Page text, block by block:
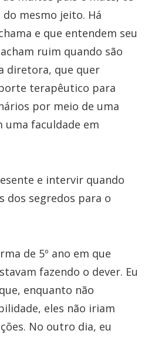
mesmo jeito. Há
e que entendem seu
ruim quando são
diretora, que quer
terapêutico para
por meio de uma
uma faculdade em
e intervir quando
dos segredos para o
de 5º ano em que
fazendo o dever. Eu
enquanto não
eles não iriam
No outro dia, eu